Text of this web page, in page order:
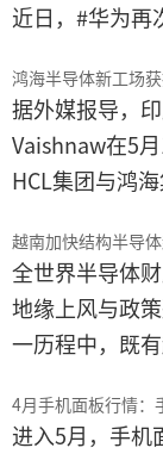
近日，#华为再
鸿海半导体新工场
据外媒报导，
Vaishnaw在5
HCL集团与鸿
越南加快结构半导
全世界半导体
地缘上风与政
一历程中，既
4月手机面板行情：
进入5月，手机